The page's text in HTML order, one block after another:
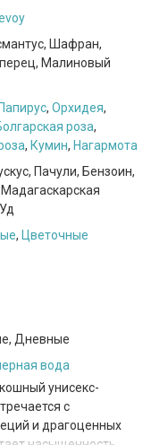
Шафран,
Малиновый
Папирус, Орхидея,
роза,
, Кумин, Нагармота
Пачули, Бензоин,
, Цветочные
Дневные
вода
унисекс-
с
и драгоценных